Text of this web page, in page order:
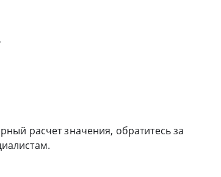
расчет значения, обратитесь за